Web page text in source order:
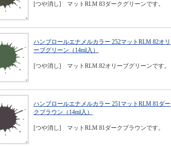
[つや消し] マットRLM 83ダークグリーンです。
ハンブロールエナメルカラー 252マットRLM 82オリ
ーブグリーン（14ml入）
[つや消し] マットRLM 82オリーブグリーンです。
ハンブロールエナメルカラー 251マットRLM 81ダー
クブラウン（14ml入）
[つや消し] マットRLM 81ダークブラウンです。